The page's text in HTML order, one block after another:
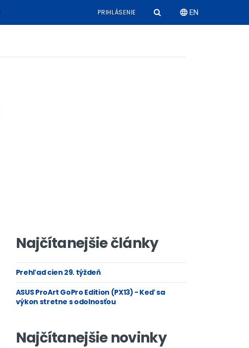
PRIHLÁSENIE EN
Najčítanejšie články
Prehľad cien 29. týždeň
ASUS ProArt GoPro Edition (PX13) - Keď sa
výkon stretne s odolnosťou
Najčítanejšie novinky